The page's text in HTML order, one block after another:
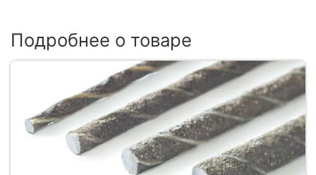
Подробнее о товаре